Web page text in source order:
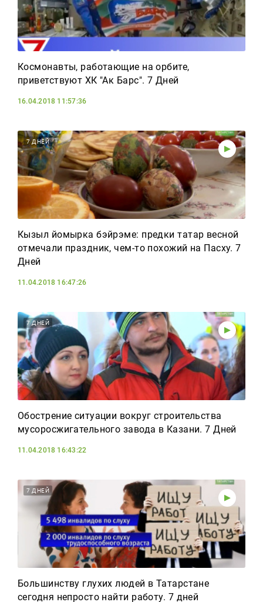
Космонавты, работающие на орбите,
приветствуют ХК "Ак Барс". 7 Дней
16.04.2018 11:57:36
7 ДНЕЙ
Кызыл йомырка бэйрэме: предки татар весной
отмечали праздник, чем-то похожий на Пасху. 7
Дней
11.04.2018 16:47:26
7 ДНЕЙ
Обострение ситуации вокруг строительства
мусоросжигательного завода в Казани. 7 Дней
11.04.2018 16:43:22
7 ДНЕЙ
Большинству глухих людей в Татарстане
сегодня непросто найти работу. 7 дней